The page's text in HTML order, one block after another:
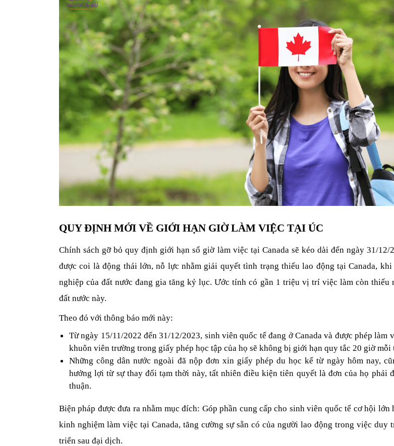
QUY ĐỊNH MỚI VỀ GIỚI HẠN GIỜ LÀM VIỆC TẠI ÚC
Chính sách gỡ bỏ quy định giới hạn số giờ làm việc tại Canada sẽ kéo dài đến ngày 31/12/
được coi là động thái lớn, nỗ lực nhằm giải quyết tình trạng thiếu lao động tại Canada,
nghiệp của đất nước đang gia tăng kỷ lục. Ước tính có gần 1 triệu vị trí việc làm còn thiếu
đất nước này.
Theo đó với thông báo mới này:
Từ ngày 15/11/2022 đến 31/12/2023, sinh viên quốc tế đang ở Canada và được phép làm
khuôn viên trường trong giấy phép học tập của họ sẽ không bị giới hạn quy tắc 20 giờ mỗi
Những công dân nước ngoài đã nộp đơn xin giấy phép du học kể từ ngày hôm nay,
hưởng lợi từ sự thay đổi tạm thời này, tất nhiên điều kiện tiên quyết là đơn của họ phải
thuận.
Biện pháp được đưa ra nhằm mục đích: Góp phần cung cấp cho sinh viên quốc tế cơ hội lớn
kinh nghiệm làm việc tại Canada, tăng cường sự sẵn có của người lao động trong việc duy
triển sau đại dịch.